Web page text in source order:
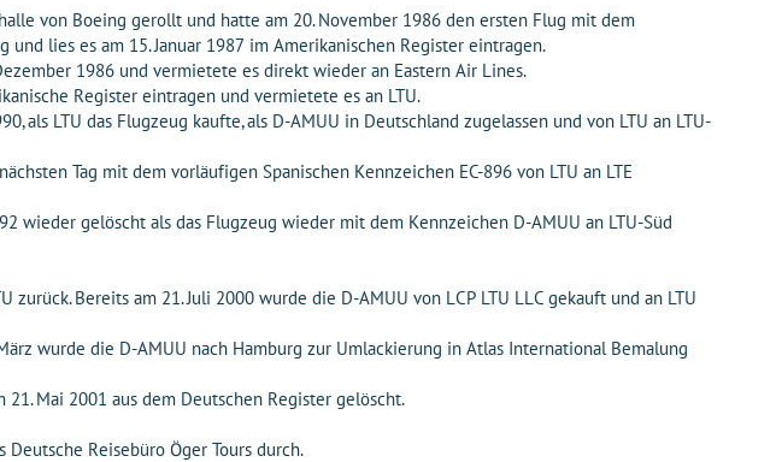
von Boeing gerollt und hatte am 20. November 1986 den ersten Flug mit dem
lies es am 15. Januar 1987 im Amerikanischen Register eintragen.
1986 und vermietete es direkt wieder an Eastern Air Lines.
Register eintragen und vermietete es an LTU.
als LTU das Flugzeug kaufte, als D-AMUU in Deutschland zugelassen und von LTU an LTU-
Tag mit dem vorläufigen Spanischen Kennzeichen EC-896 von LTU an LTE
wieder gelöscht als das Flugzeug wieder mit dem Kennzeichen D-AMUU an LTU-Süd
Bereits am 21. Juli 2000 wurde die D-AMUU von LCP LTU LLC gekauft und an LTU
wurde die D-AMUU nach Hamburg zur Umlackierung in Atlas International Bemalung
Mai 2001 aus dem Deutschen Register gelöscht.
Reisebüro Öger Tours durch.